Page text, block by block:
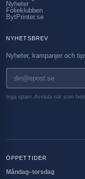
Nyheter
Folieklubben
BytPrinter.se
NYHETSBREV
Nyheter, kampanjer och
Inga spam. Avsluta när som
ÖPPETTIDER
Måndag–torsdag